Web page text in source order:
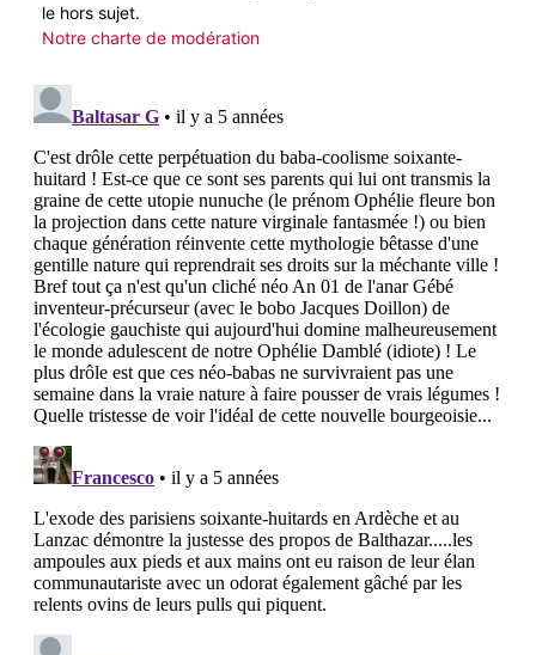
le hors sujet.
Notre charte de modération